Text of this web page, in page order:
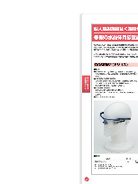
118